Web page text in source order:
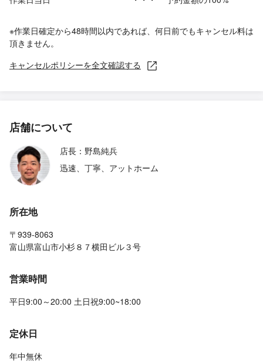
※作業日確定から48時間以内であれば、何日前でもキャンセル料は
頂きません。
キャンセルポリシーを全文確認する
店舗について
店長：野島純兵
迅速、丁寧、アットホーム
所在地
〒939-8063
富山県富山市小杉８７横田ビル３号
営業時間
平日9:00～20:00 土日祝9:00~18:00
定休日
年中無休